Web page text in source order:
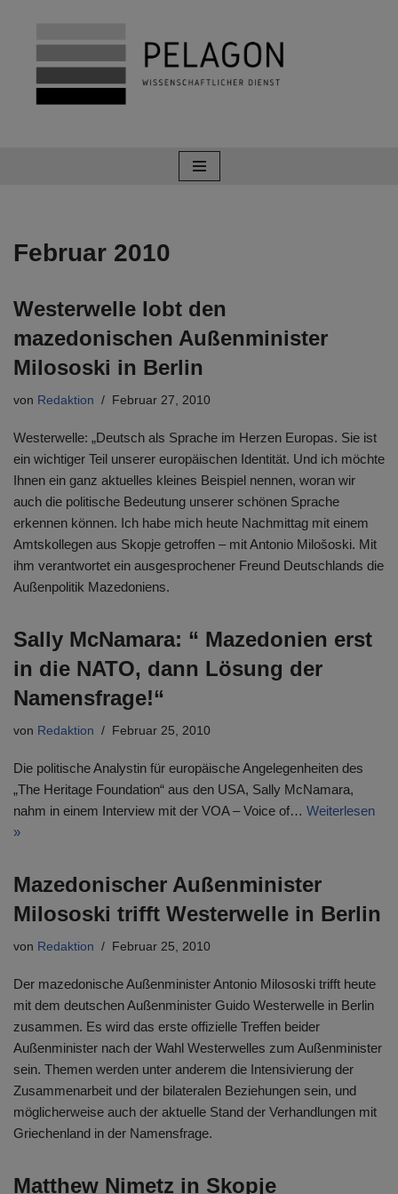
Zum
Inhalt
springen
Februar 2010
Westerwelle lobt den
mazedonischen Außenminister
Milososki in Berlin
von Redaktion Februar 27, 2010
Westerwelle: „Deutsch als Sprache im Herzen Europas. Sie ist
ein wichtiger Teil unserer europäischen Identität. Und ich möchte
Ihnen ein ganz aktuelles kleines Beispiel nennen, woran wir
auch die politische Bedeutung unserer schönen Sprache
erkennen können. Ich habe mich heute Nachmittag mit einem
Amtskollegen aus Skopje getroffen – mit Antonio Milošoski. Mit
ihm verantwortet ein ausgesprochener Freund Deutschlands die
Außenpolitik Mazedoniens.
Sally McNamara: “ Mazedonien erst
in die NATO, dann Lösung der
Namensfrage!“
von Redaktion Februar 25, 2010
Die politische Analystin für europäische Angelegenheiten des
„The Heritage Foundation“ aus den USA, Sally McNamara,
nahm in einem Interview mit der VOA – Voice of… Weiterlesen
»
Mazedonischer Außenminister
Milososki trifft Westerwelle in Berlin
von Redaktion Februar 25, 2010
Der mazedonische Außenminister Antonio Milososki trifft heute
mit dem deutschen Außenminister Guido Westerwelle in Berlin
zusammen. Es wird das erste offizielle Treffen beider
Außenminister nach der Wahl Westerwelles zum Außenminister
sein. Themen werden unter anderem die Intensivierung der
Zusammenarbeit und der bilateralen Beziehungen sein, und
möglicherweise auch der aktuelle Stand der Verhandlungen mit
Griechenland in der Namensfrage.
Matthew Nimetz in Skopje